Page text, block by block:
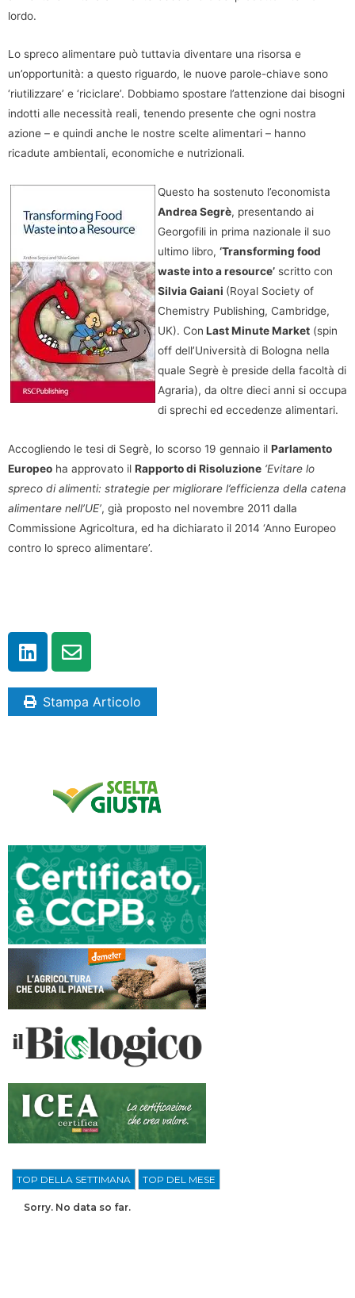
lordo.
Lo spreco alimentare può tuttavia diventare una risorsa e
un’opportunità: a questo riguardo, le nuove parole-chiave sono
‘riutilizzare’ e ‘riciclare’. Dobbiamo spostare l’attenzione dai bisogni
indotti alle necessità reali, tenendo presente che ogni nostra
azione – e quindi anche le nostre scelte alimentari – hanno
ricadute ambientali, economiche e nutrizionali.
Questo ha sostenuto l’economista
Andrea Segrè, presentando ai
Georgofili in prima nazionale il suo
ultimo libro, ‘Transforming food
waste into a resource’ scritto con
Silvia Gaiani (Royal Society of
Chemistry Publishing, Cambridge,
UK). Con Last Minute Market (spin
off dell’Università di Bologna nella
quale Segrè è preside della facoltà di
Agraria), da oltre dieci anni si occupa
di sprechi ed eccedenze alimentari.
Accogliendo le tesi di Segrè, lo scorso 19 gennaio il Parlamento
Europeo ha approvato il Rapporto di Risoluzione ‘Evitare lo
spreco di alimenti: strategie per migliorare l’efficienza della catena
alimentare nell’UE’, già proposto nel novembre 2011 dalla
Commissione Agricoltura, ed ha dichiarato il 2014 ‘Anno Europeo
contro lo spreco alimentare’.
Stampa Articolo
TOP DELLA SETTIMANA TOP DEL MESE
Sorry. No data so far.